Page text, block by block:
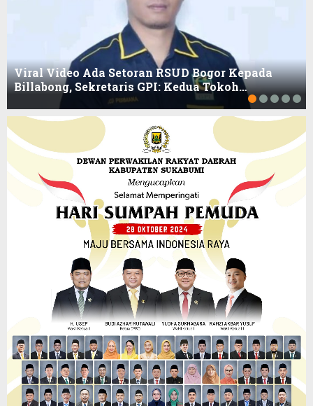
Viral Video Ada Setoran RSUD Bogor Kepada
Billabong, Sekretaris GPI: Kedua Tokoh…